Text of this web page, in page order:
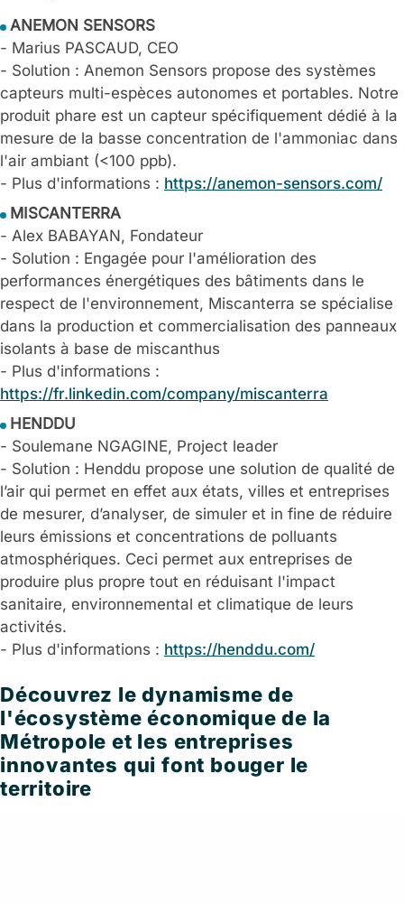
ANEMON SENSORS
- Marius PASCAUD, CEO
- Solution : Anemon Sensors propose des systèmes
capteurs multi-espèces autonomes et portables. Notre
produit phare est un capteur spécifiquement dédié à la
mesure de la basse concentration de l'ammoniac dans
l'air ambiant (<100 ppb).
- Plus d'informations : https://anemon-sensors.com/
MISCANTERRA
- Alex BABAYAN, Fondateur
- Solution : Engagée pour l'amélioration des
performances énergétiques des bâtiments dans le
respect de l'environnement, Miscanterra se spécialise
dans la production et commercialisation des panneaux
isolants à base de miscanthus
- Plus d'informations :
https://fr.linkedin.com/company/miscanterra
HENDDU
- Soulemane NGAGINE, Project leader
- Solution : Henddu propose une solution de qualité de
l’air qui permet en effet aux états, villes et entreprises
de mesurer, d’analyser, de simuler et in fine de réduire
leurs émissions et concentrations de polluants
atmosphériques. Ceci permet aux entreprises de
produire plus propre tout en réduisant l'impact
sanitaire, environnemental et climatique de leurs
activités.
- Plus d'informations : https://henddu.com/
Découvrez le dynamisme de
l'écosystème économique de la
Métropole et les entreprises
innovantes qui font bouger le
territoire